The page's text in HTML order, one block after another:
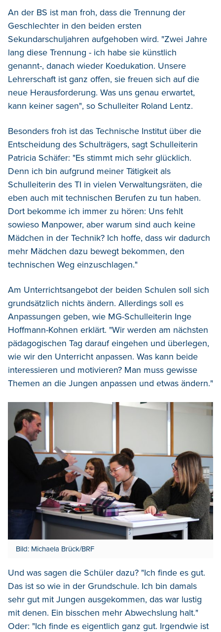
An der BS ist man froh, dass die Trennung der
Geschlechter in den beiden ersten
Sekundarschuljahren aufgehoben wird. "Zwei Jahre
lang diese Trennung - ich habe sie künstlich
genannt-, danach wieder Koedukation. Unsere
Lehrerschaft ist ganz offen, sie freuen sich auf die
neue Herausforderung. Was uns genau erwartet,
kann keiner sagen", so Schulleiter Roland Lentz.
Besonders froh ist das Technische Institut über die
Entscheidung des Schulträgers, sagt Schulleiterin
Patricia Schäfer: "Es stimmt mich sehr glücklich.
Denn ich bin aufgrund meiner Tätigkeit als
Schulleiterin des TI in vielen Verwaltungsräten, die
eben auch mit technischen Berufen zu tun haben.
Dort bekomme ich immer zu hören: Uns fehlt
sowieso Manpower, aber warum sind auch keine
Mädchen in der Technik? Ich hoffe, dass wir dadurch
mehr Mädchen dazu bewegt bekommen, den
technischen Weg einzuschlagen."
Am Unterrichtsangebot der beiden Schulen soll sich
grundsätzlich nichts ändern. Allerdings soll es
Anpassungen geben, wie MG-Schulleiterin Inge
Hoffmann-Kohnen erklärt. "Wir werden am nächsten
pädagogischen Tag darauf eingehen und überlegen,
wie wir den Unterricht anpassen. Was kann beide
interessieren und motivieren? Man muss gewisse
Themen an die Jungen anpassen und etwas ändern."
Bild: Michaela Brück/BRF
Und was sagen die Schüler dazu? "Ich finde es gut.
Das ist so wie in der Grundschule. Ich bin damals
sehr gut mit Jungen ausgekommen, das war lustig
mit denen. Ein bisschen mehr Abwechslung halt."
Oder: "Ich finde es eigentlich ganz gut. Irgendwie ist